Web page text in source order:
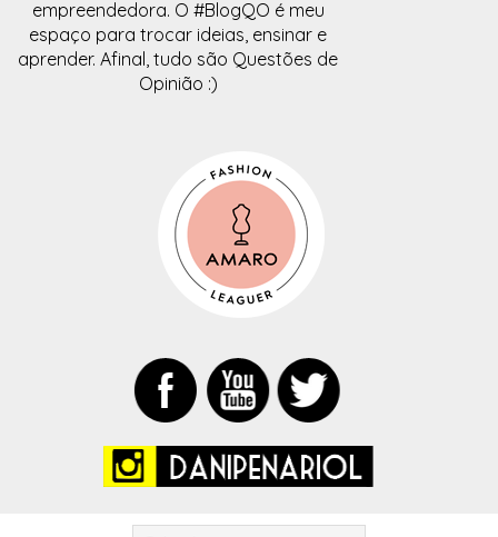
empreendedora. O #BlogQO é meu
espaço para trocar ideias, ensinar e
aprender. Afinal, tudo são Questões de
Opinião :)